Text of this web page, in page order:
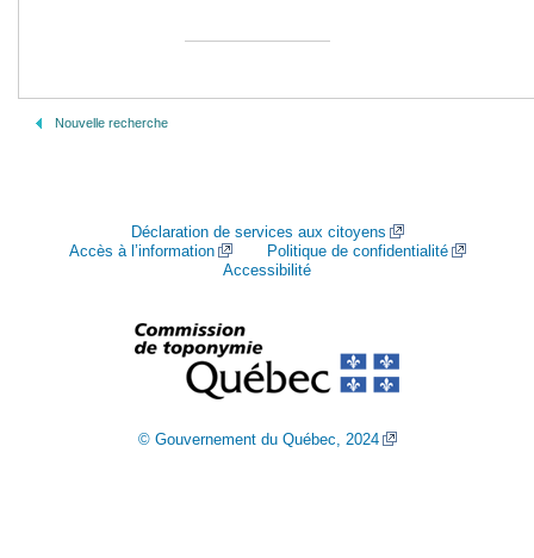
Nouvelle recherche
Déclaration de services aux citoyens
Accès à l’information
Politique de confidentialité
Accessibilité
© Gouvernement du Québec, 2024